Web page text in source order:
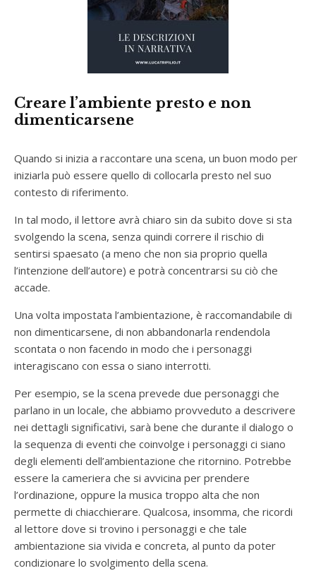
Creare l’ambiente presto e non
dimenticarsene
Quando si inizia a raccontare una scena, un buon modo per
iniziarla può essere quello di collocarla presto nel suo
contesto di riferimento.
In tal modo, il lettore avrà chiaro sin da subito dove si sta
svolgendo la scena, senza quindi correre il rischio di
sentirsi spaesato (a meno che non sia proprio quella
l’intenzione dell’autore) e potrà concentrarsi su ciò che
accade.
Una volta impostata l’ambientazione, è raccomandabile di
non dimenticarsene, di non abbandonarla rendendola
scontata o non facendo in modo che i personaggi
interagiscano con essa o siano interrotti.
Per esempio, se la scena prevede due personaggi che
parlano in un locale, che abbiamo provveduto a descrivere
nei dettagli significativi, sarà bene che durante il dialogo o
la sequenza di eventi che coinvolge i personaggi ci siano
degli elementi dell’ambientazione che ritornino. Potrebbe
essere la cameriera che si avvicina per prendere
l’ordinazione, oppure la musica troppo alta che non
permette di chiacchierare. Qualcosa, insomma, che ricordi
al lettore dove si trovino i personaggi e che tale
ambientazione sia vivida e concreta, al punto da poter
condizionare lo svolgimento della scena.